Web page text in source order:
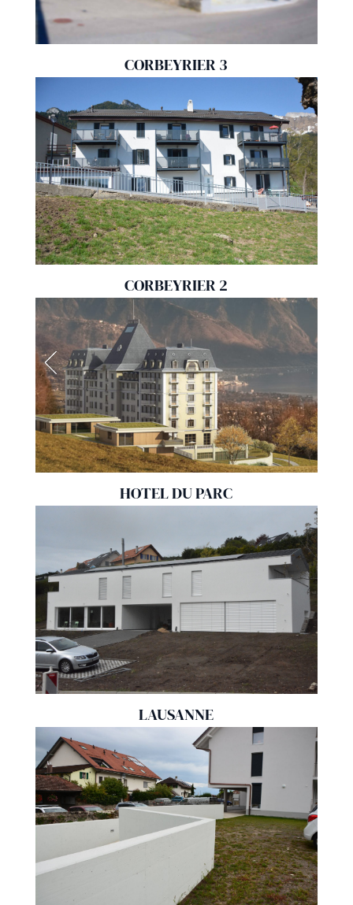
CORBEYRIER 3
CORBEYRIER 2
HOTEL DU PARC
LAUSANNE